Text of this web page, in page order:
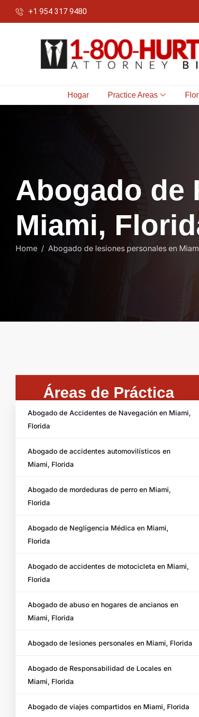
+1 954 317 9480
Hogar Practice Areas
Abogado de
Miami, Florid
Home Abogado de lesiones personales en
Áreas de Práctica
Abogado de Accidentes de Navegación en Miami,
Florida
Abogado de accidentes automovilísticos en
Miami, Florida
Abogado de mordeduras de perro en Miami,
Florida
Abogado de Negligencia Médica en Miami,
Florida
Abogado de accidentes de motocicleta en Miami,
Florida
Abogado de abuso en hogares de ancianos en
Miami, Florida
Abogado de lesiones personales en Miami, Florida
Abogado de Responsabilidad de Locales en
Miami, Florida
Abogado de viajes compartidos en Miami, Florida